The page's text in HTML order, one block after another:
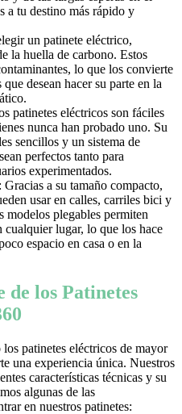
a tu destino más rápido y
un patinete eléctrico,
la huella de carbono. Estos
lo que los convierte
desean hacer su parte en la
patinetes eléctricos son fáciles
nunca han probado uno. Su
sencillos y un sistema de
perfectos tanto para
experimentados.
a su tamaño compacto,
usar en calles, carriles bici y
modelos plegables permiten
cualquier lugar, lo que los hace
espacio en casa o en la
de los Patinetes
patinetes eléctricos de mayor
una experiencia única. Nuestros
características técnicas y su
algunas de las
en nuestros patinetes: